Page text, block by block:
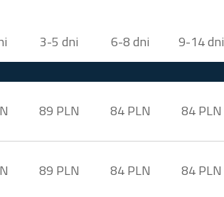
3-5 dni 6-8 dni 9-14 dni
89 PLN 84 PLN 84 PLN
89 PLN 84 PLN 84 PLN